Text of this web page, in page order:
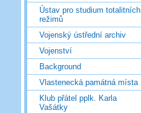
Ústav pro studium totalitních
režimů
Vojenský ústřední archiv
Vojenství
Background
Vlastenecká památná místa
Klub přátel pplk. Karla
Vašátky